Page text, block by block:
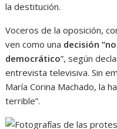
la destitución.
Voceros de la oposición,
ven como una decisión
democrático”, según
entrevista televisiva. Sin
María Corina Machado, la
terrible”.